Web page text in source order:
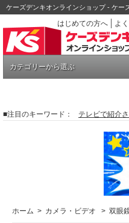
ケーズデンキオンラインショップ - ケー
はじめての方へ よ
カテゴリーから選ぶ
■注目のキーワード： テレビで紹介
ホーム > カメラ・ビデオ > 双眼